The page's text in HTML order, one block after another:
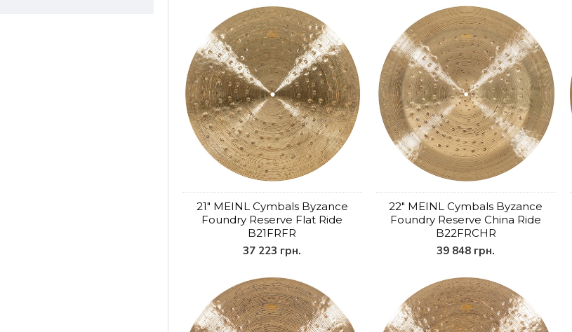
21" MEINL Cymbals Byzance
Foundry Reserve Flat Ride
B21FRFR
37 223 грн.
22" MEINL Cymbals Byzance
Foundry Reserve China Ride
B22FRCHR
39 848 грн.